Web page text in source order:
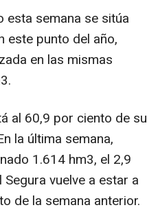
semana se sitúa
este punto del año,
en las mismas
al 60,9 por ciento de su
la última semana,
1.614 hm3, el 2,9
vuelve a estar a
de la semana anterior.